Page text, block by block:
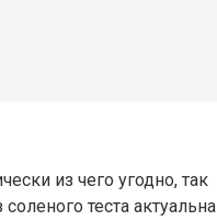
из чего угодно, так
теста актуальна